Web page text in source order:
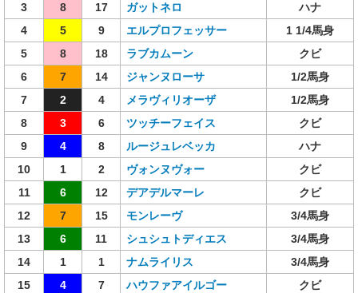
3
8 17 ガットネロ
ハナ
4
5 9 エルプロフェッサー
1 1/4馬身
5
8 18 ラブカムーン
クビ
6
7 14 ジャンヌローサ
1/2馬身
7
2 4 メラヴィリオーザ
1/2馬身
8
3 6 ツッチーフェイス
クビ
9
4 8 ルージュレベッカ
ハナ
10
1 2 ヴォンヌヴォー
クビ
11
6 12 デアデルマーレ
クビ
12
7 15 モンレーヴ
3/4馬身
13
6 11 シュシュトディエス
3/4馬身
14
1 1 ナムライリス
3/4馬身
15
4 7 ハウファアイルゴー
クビ